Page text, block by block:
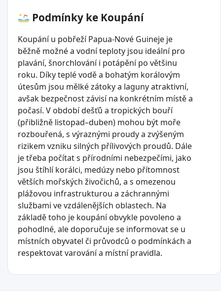
Podmínky ke Koupání
Koupání u pobřeží Papua-Nové Guineje je
běžně možné a vodní teploty jsou ideální pro
plavání, šnorchlování i potápění po většinu
roku. Díky teplé vodě a bohatým korálovým
útesům jsou mělké zátoky a laguny atraktivní,
avšak bezpečnost závisí na konkrétním místě a
počasí. V období dešťů a tropických bouří
(přibližně listopad–duben) mohou být moře
rozbouřená, s výraznými proudy a zvýšeným
rizikem vzniku silných přílivových proudů. Dále
je třeba počítat s přírodními nebezpečími, jako
jsou štíhlí korálci, medúzy nebo přítomnost
větších mořských živočichů, a s omezenou
plážovou infrastrukturou a záchrannými
službami ve vzdálenějších oblastech. Na
základě toho je koupání obvykle povoleno a
pohodlné, ale doporučuje se informovat se u
místních obyvatel či průvodců o podmínkách a
respektovat varování a místní pravidla.